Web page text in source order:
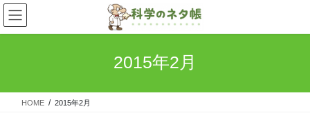
コ
ン
テ
ス
ナ
ビ
ゲ
ン
2015年2月
HOME 2015年2月